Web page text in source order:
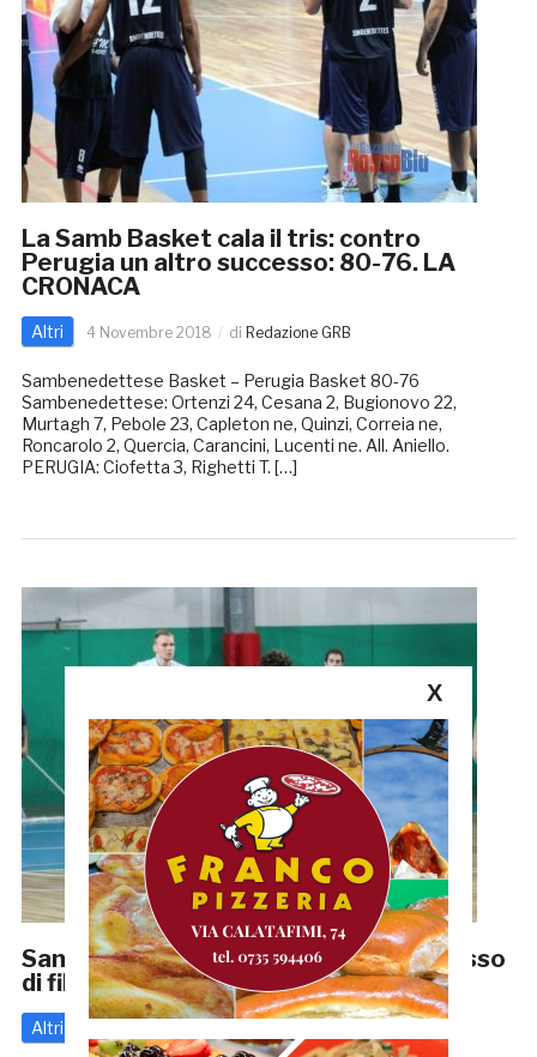
La Samb Basket cala il tris: contro
Perugia un altro successo: 80-76. LA
CRONACA
Altri 4 Novembre 2018 di Redazione GRB
Sambenedettese Basket – Perugia Basket 80-76
Sambenedettese: Ortenzi 24, Cesana 2, Bugionovo 22,
Murtagh 7, Pebole 23, Capleton ne, Quinzi, Correia ne,
Roncarolo 2, Quercia, Carancini, Lucenti ne. All. Aniello.
PERUGIA: Ciofetta 3, Righetti T. […]
Samb Basket a caccia del terzo successo
di fila: al Palaspeca arriva Perugia
Altri
X